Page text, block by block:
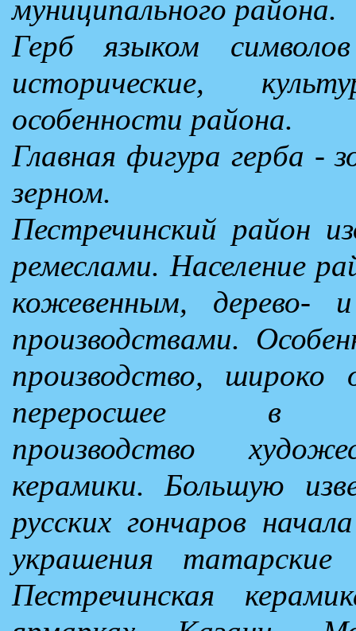
муниципального района.
Герб языком
исторические,
особенности района.
Главная фигура герба -
зерном.
Пестречинский район
ремеслами. Население
кожевенным, дерево-
производствами.
производство,
переросшее в
производство
керамики. Большую
русских гончаров
украшения татарские
Пестречинская